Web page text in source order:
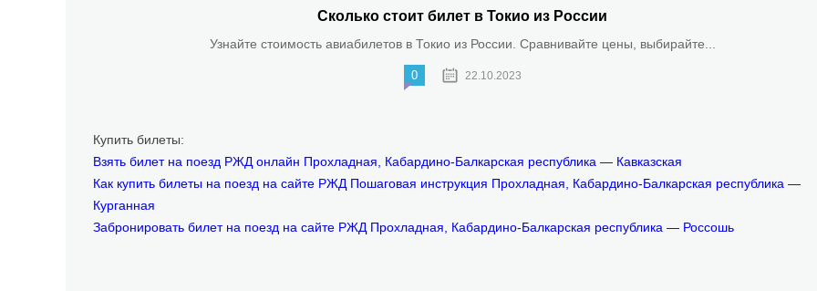
Сколько стоит билет в Токио из России
Узнайте стоимость авиабилетов в Токио из России. Сравнивайте цены, выбирайте...
0 22.10.2023
Купить билеты:
Взять билет на поезд РЖД онлайн Прохладная, Кабардино-Балкарская республика — Кавказская
Как купить билеты на поезд на сайте РЖД Пошаговая инструкция Прохладная, Кабардино-Балкарская республика —
Курганная
Забронировать билет на поезд на сайте РЖД Прохладная, Кабардино-Балкарская республика — Россошь